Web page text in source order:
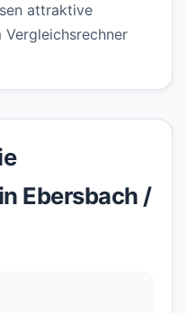
attraktive
Vergleichsrechner
Ebersbach /